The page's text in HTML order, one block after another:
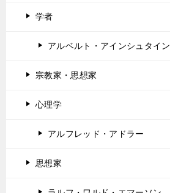
学者
アルベルト・アインシュタイン
宗教家・思想家
心理学
アルフレッド・アドラー
思想家